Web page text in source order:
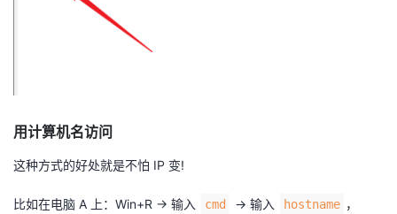
用计算机名访问
这种方式的好处就是不怕 IP 变!
比如在电脑 A 上：Win+R → 输入 cmd → 输入 hostname ，